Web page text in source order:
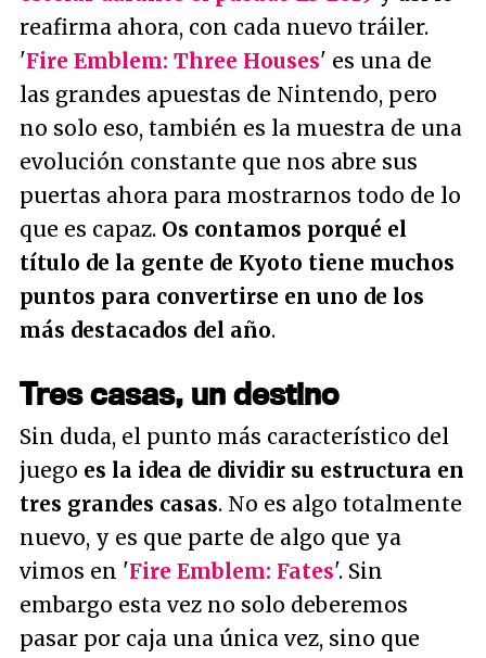
reafirma ahora, con cada nuevo tráiler.
'Fire Emblem: Three Houses' es una de
las grandes apuestas de Nintendo, pero
no solo eso, también es la muestra de una
evolución constante que nos abre sus
puertas ahora para mostrarnos todo de lo
que es capaz. Os contamos porqué el
título de la gente de Kyoto tiene muchos
puntos para convertirse en uno de los
más destacados del año.
Tres casas, un destino
Sin duda, el punto más característico del
juego es la idea de dividir su estructura en
tres grandes casas. No es algo totalmente
nuevo, y es que parte de algo que ya
vimos en 'Fire Emblem: Fates'. Sin
embargo esta vez no solo deberemos
pasar por caja una única vez, sino que